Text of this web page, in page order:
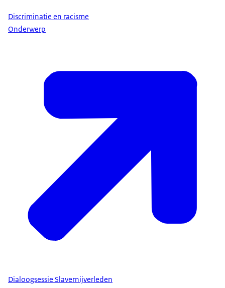
Discriminatie en racisme
Onderwerp
Dialoogsessie Slavernijverleden